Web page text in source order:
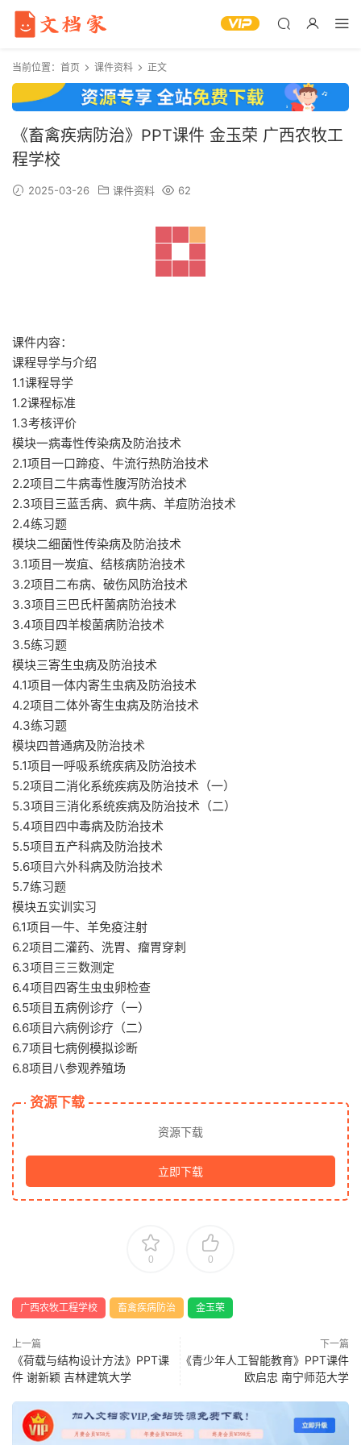
当前位置： 首页 课件资料 正文
《畜禽疾病防治》PPT课件 金玉荣 广西农牧工
程学校
2025-03-26 课件资料 62
课件内容：
课程导学与介绍
1.1课程导学
1.2课程标准
1.3考核评价
模块一病毒性传染病及防治技术
2.1项目一口蹄疫、牛流行热防治技术
2.2项目二牛病毒性腹泻防治技术
2.3项目三蓝舌病、疯牛病、羊痘防治技术
2.4练习题
模块二细菌性传染病及防治技术
3.1项目一炭疽、结核病防治技术
3.2项目二布病、破伤风防治技术
3.3项目三巴氏杆菌病防治技术
3.4项目四羊梭菌病防治技术
3.5练习题
模块三寄生虫病及防治技术
4.1项目一体内寄生虫病及防治技术
4.2项目二体外寄生虫病及防治技术
4.3练习题
模块四普通病及防治技术
5.1项目一呼吸系统疾病及防治技术
5.2项目二消化系统疾病及防治技术（一）
5.3项目三消化系统疾病及防治技术（二）
5.4项目四中毒病及防治技术
5.5项目五产科病及防治技术
5.6项目六外科病及防治技术
5.7练习题
模块五实训实习
6.1项目一牛、羊免疫注射
6.2项目二灌药、洗胃、瘤胃穿刺
6.3项目三三数测定
6.4项目四寄生虫虫卵检查
6.5项目五病例诊疗（一）
6.6项目六病例诊疗（二）
6.7项目七病例模拟诊断
6.8项目八参观养殖场
资源下载
资源下载
立即下载
0 0
广西农牧工程学校 畜禽疾病防治 金玉荣
上一篇
《荷载与结构设计方法》PPT课
件 谢新颖 吉林建筑大学
下一篇
《青少年人工智能教育》PPT课件
欧启忠 南宁师范大学